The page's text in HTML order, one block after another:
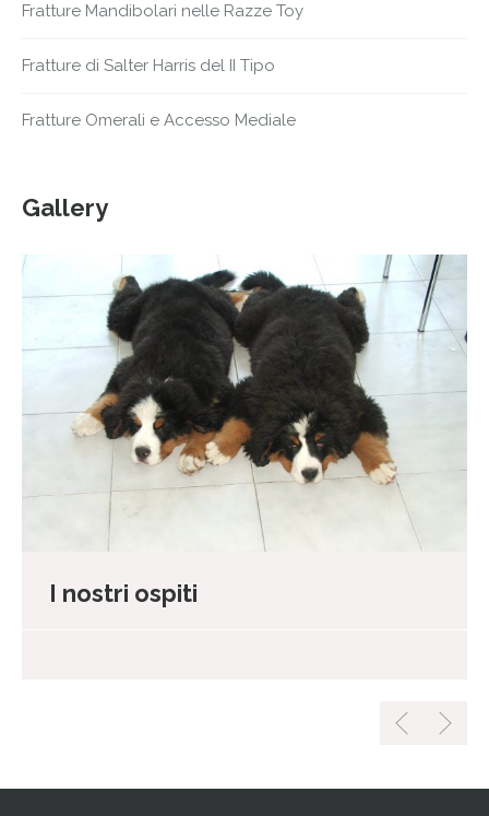
Fratture Mandibolari nelle Razze Toy
Fratture di Salter Harris del II Tipo
Fratture Omerali e Accesso Mediale
Gallery
I nostri ospiti